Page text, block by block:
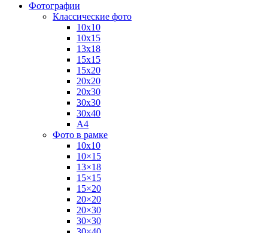
Фотографии
Классические фото
10х10
10х15
13х18
15х15
15х20
20х20
20х30
30х30
30х40
А4
Фото в рамке
10х10
10×15
13×18
15×15
15×20
20×20
20×30
30×30